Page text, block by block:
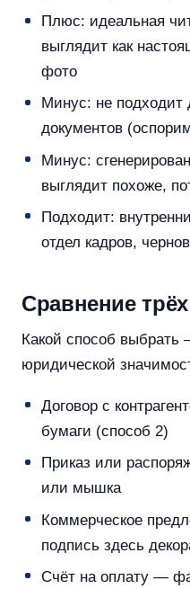
Плюс: идеальная
выглядит как
фото
Минус: не
документов
Минус:
выглядит похоже,
Подходит:
отдел кадров,
Сравнение
Какой способ выбрать
юридической
Договор с
бумаги (способ 2)
Приказ или
или мышка
Коммерческое
подпись здесь
Счёт на оплату —